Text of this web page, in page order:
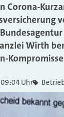
Corona-
Wirth
09:04 Uhr